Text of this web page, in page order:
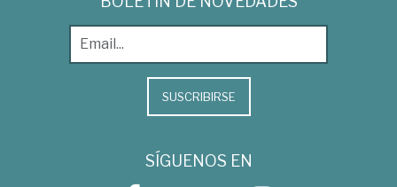
SUSCRIBIRSE
SÍGUENOS EN